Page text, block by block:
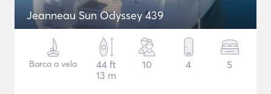
Jeanneau Sun Odyssey 439
Barca a vela
44 ft
13 m
10 4 5